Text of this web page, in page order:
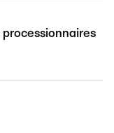
processionnaires